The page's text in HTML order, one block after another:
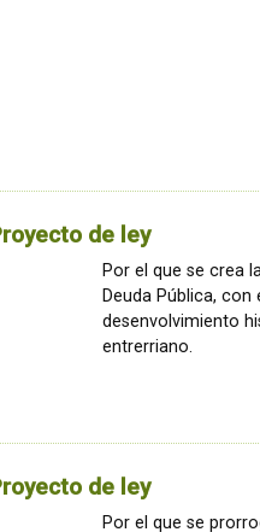
de ley
Por el que se crea
Deuda Pública,
desenvolvimiento
entrerriano.
de ley
Por el que se